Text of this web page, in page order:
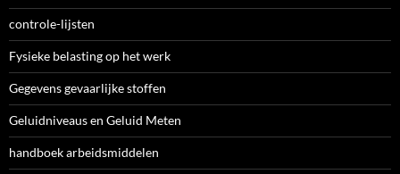
controle-lijsten
Fysieke belasting op het werk
Gegevens gevaarlijke stoffen
Geluidniveaus en Geluid Meten
handboek arbeidsmiddelen